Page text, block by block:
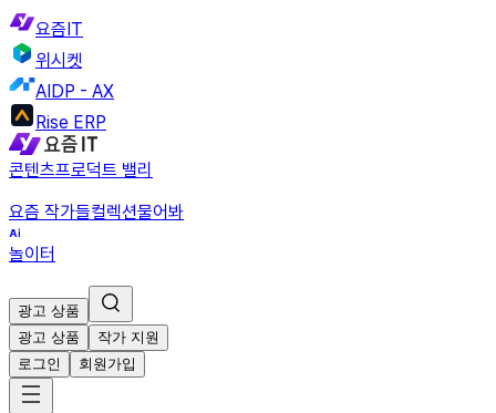
요즘IT
위시켓
AIDP - AX
Rise ERP
콘텐츠프로덕트 밸리
요즘 작가들컬렉션물어봐
놀이터
광고 상품
광고 상품
작가 지원
로그인
회원가입